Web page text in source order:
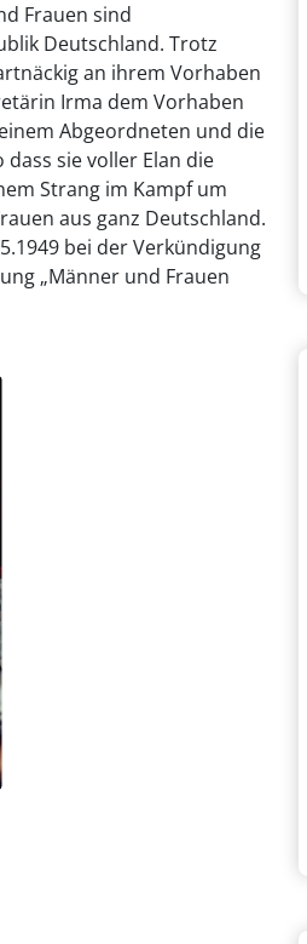
Frauen sind
Deutschland. Trotz
an ihrem Vorhaben
Irma dem Vorhaben
Abgeordneten und die
sie voller Elan die
Strang im Kampf um
aus ganz Deutschland.
bei der Verkündigung
„Männer und Frauen